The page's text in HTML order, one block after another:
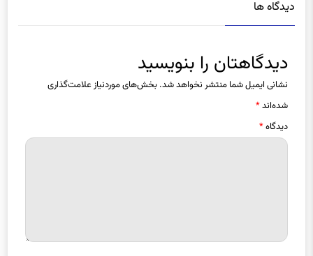
دیدگاه ها
دیدگاهتان را بنویسید
نشانی ایمیل شما منتشر نخواهد شد.
شده‌اند*
دیدگاه